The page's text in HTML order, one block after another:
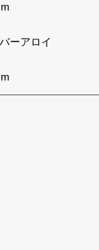
ーアロイ